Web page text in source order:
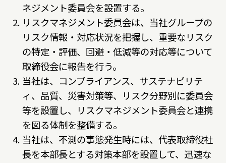
ネジメント委員会を設置する。
リスクマネジメント委員会は、当社グループの
リスク情報・対応状況を把握し、重要なリスク
の特定・評価、回避・低減等の対応等について
取締役会に報告を行う。
当社は、コンプライアンス、サステナビリテ
ィ、品質、災害対策等、リスク分野別に委員会
等を設置し、リスクマネジメント委員会と連携
を図る体制を整備する。
当社は、不測の事態発生時には、代表取締役社
長を本部長とする対策本部を設置して、迅速な